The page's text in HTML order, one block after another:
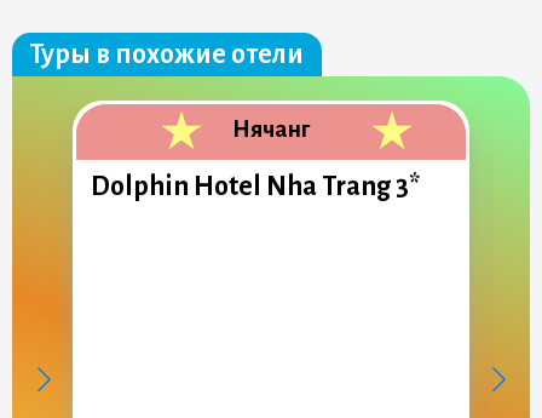
Туры в похожие отели
Нячанг
Dolphin Hotel Nha Trang 3*